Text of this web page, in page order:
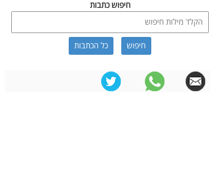
חיפוש כתבות
כל הכתבות